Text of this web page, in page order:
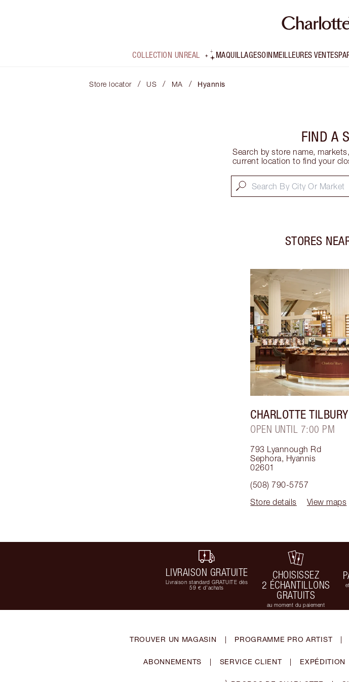
COLLECTION UNREAL MAQUILLAGESOINMEILLEURES VENTES
Store locator / US / MA / Hyannis
FIND A
Search by store name,
current location to find your
STORES
CHARLOTTE TILBURY
OPEN UNTIL 7:00 PM
793 Lyannough Rd
Sephora, Hyannis
02601
(508) 790-5757
Store details
View maps
LIVRAISON GRATUITE
Livraison standard GRATUITE dès
59 € d'achats
CHOISISSEZ
2 ÉCHANTILLONS
GRATUITS
au moment du paiement
TROUVER UN MAGASIN | PROGRAMME PRO ARTIST |
ABONNEMENTS | SERVICE CLIENT | EXPÉDITION